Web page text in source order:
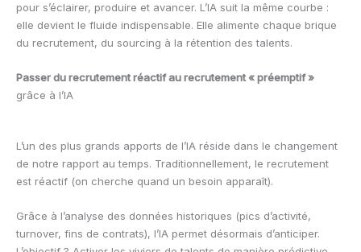
pour s’éclairer, produire et avancer. L’IA suit la même courbe :
elle devient le fluide indispensable. Elle alimente chaque brique
du recrutement, du sourcing à la rétention des talents.
Passer du recrutement réactif au recrutement « préemptif »
grâce à l’IA
L’un des plus grands apports de l’IA réside dans le changement
de notre rapport au temps. Traditionnellement, le recrutement
est réactif (on cherche quand un besoin apparaît).
Grâce à l’analyse des données historiques (pics d’activité,
turnover, fins de contrats), l’IA permet désormais d’anticiper.